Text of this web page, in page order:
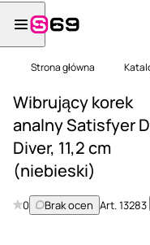
Strona główna
Wibrujący korek
analny Satisfyer
Diver, 11,2 cm
(niebieski)
0 Brak ocen Art.13283